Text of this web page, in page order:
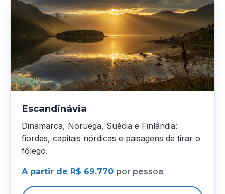
Escandinávia
Dinamarca, Noruega, Suécia e Finlândia:
fiordes, capitais nórdicas e paisagens de tirar o
fôlego.
A partir de R$ 69.770 por pessoa